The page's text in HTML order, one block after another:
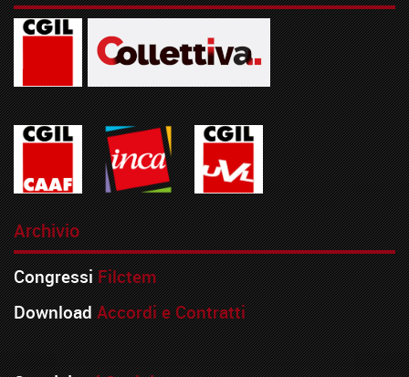
Archivio
Congressi Filctem
Download Accordi e Contratti